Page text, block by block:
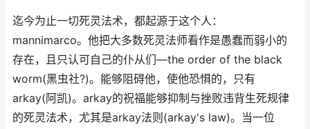
迄今为止一切死灵法术，都起源于这个人：
mannimarco。他把大多数死灵法师看作是愚蠢而弱小的
存在，且只认可自己的仆从们—the order of the black
worm(黑虫社?)。能够阻碍他，使他恐惧的，只有
arkay(阿凯)。arkay的祝福能够抑制与挫败违背生死规律
的死灵法术，尤其是arkay法则(arkay's law)。当一位